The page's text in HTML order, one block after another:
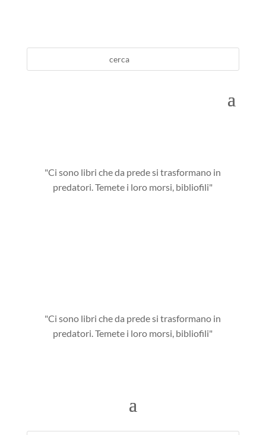
"Ci sono libri che da prede si trasformano in
predatori. Temete i loro morsi, bibliofili"
"Ci sono libri che da prede si trasformano in
predatori. Temete i loro morsi, bibliofili"